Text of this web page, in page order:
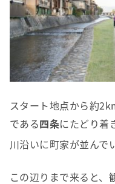
スタート地点から約
である四条にたどり着
川沿いに町家が並んで
この辺りまで来ると、